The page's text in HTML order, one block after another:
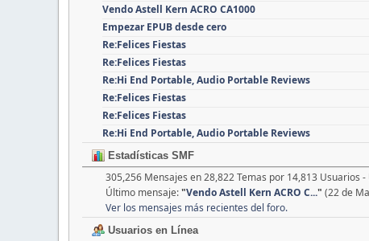
Vendo Astell Kern ACRO CA1000
Empezar EPUB desde cero
Re:Felices Fiestas
Re:Felices Fiestas
Re:Hi End Portable, Audio Portable Reviews
Re:Felices Fiestas
Re:Felices Fiestas
Re:Hi End Portable, Audio Portable Reviews
Estadísticas SMF
305,256 Mensajes en 28,822 Temas por 14,813 Usuarios
Último mensaje:"Vendo Astell Kern ACRO C..." (22 de
Ver los mensajes más recientes del foro.
Usuarios en Línea